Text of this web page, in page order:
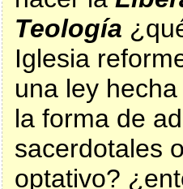
Teología
Iglesia
una ley
la forma de
sacerdotales
optativo?